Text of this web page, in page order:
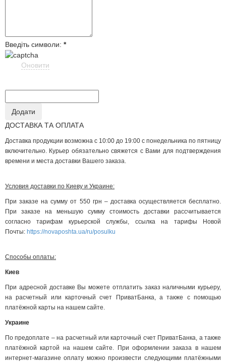
Введіть символи: *
Оновити
ДОСТАВКА ТА ОПЛАТА
Доставка продукции возможна с 10:00 до 19:00 с понедельника по пятницу
включительно. Курьер обязательно свяжется с Вами для подтверждения
времени и места доставки Вашего заказа.
Условия доставки по Киеву и Украине:
При заказе на сумму от 550 грн – доставка осуществляется бесплатно.
При заказе на меньшую сумму стоимость доставки рассчитывается
согласно тарифам курьерской службы, ссылка на тарифы Новой
Почты: https://novaposhta.ua/ru/posulku
Способы оплаты:
Киев
При адресной доставке Вы можете отплатить заказ наличными курьеру,
на расчетный или карточный счет ПриватБанка, а также с помощью
платёжной карты на нашем сайте.
Украине
По предоплате – на расчетный или карточный счет ПриватБанка, а также
платёжной картой на нашем сайте. При оформлении заказа в нашем
интернет-магазине оплату можно произвести следующими платёжными